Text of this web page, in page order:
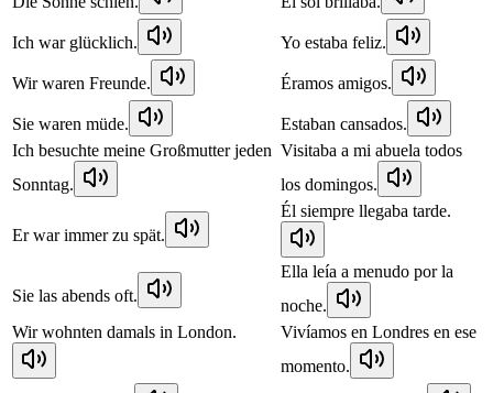
Ich war glücklich. Yo estaba feliz.
Wir waren Freunde. Éramos amigos.
Sie waren müde.
Estaban cansados.
Ich besuchte meine Großmutter jeden
Sonntag.
Visitaba a mi abuela todos
los domingos.
Er war immer zu spät.
Él siempre llegaba tarde.
Sie las abends oft.
Ella leía a menudo por la
noche.
Wir wohnten damals in London.
Vivíamos en Londres en ese
momento.